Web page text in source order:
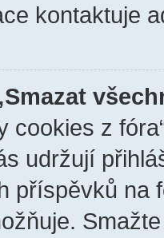
kontaktuje
cookies z
udržují
příspěvků na